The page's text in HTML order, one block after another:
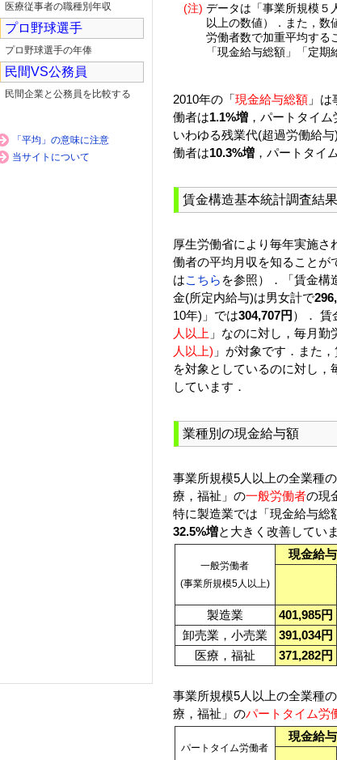
(注) データは「事業所規模５
以上の数値）．また，数
労働者数で加重平均する
「現金給与総額」「定
2010年の「現金給与総額 」
働者は1.1%増 ，パートタイ
いわゆる残業代(超過労働給
働者は10.3%増 ，パートタイ
賃金構造基本統計調査結
厚生労働省により毎年実施さ
働者の平均月収を知ることが
はこちら を参照）．「賃金構
金(所定内給与)は男女計で
10年)」では304,707円 ）． 賃
人以上 」なのに対し，毎月勤
人以上) 」が対象です．また
を対象としているのに対し，
しています．
業種別の現金給与額
事業所規模5人以上の全業種
療，福祉」の一般労働者の現
特に製造業では「現金給与総
32.5%増と大きく改善してい
一般労働者
(事業所規模5人以上)
現金給
製造業
401,985円
卸売業，小売業
391,034円
医療，福祉
371,282円
事業所規模5人以上の全業種
療，福祉」のパートタイム労
パートタイム労働者
現金給
医療従事者の職種別年収
プロ野球選手
プロ野球選手の年俸
民間VS公務員
民間企業と公務員を比較する
「平均」の意味に注意
当サイトについて